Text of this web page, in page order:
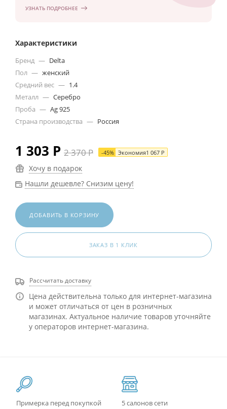
УЗНАТЬ ПОДРОБНЕЕ
Характеристики
Бренд — Delta
Пол — женский
Средний вес — 1.4
Металл — Серебро
Проба — Ag 925
Страна производства — Россия
1 303 Р 2 370Р -45% Экономия1 067 Р
Хочу в подарок
Нашли дешевле? Снизим цену!
ДОБАВИТЬ В КОРЗИНУ
ЗАКАЗ В 1 КЛИК
Рассчитать доставку
Цена действительна только для интернет-магазина
и может отличаться от цен в розничных
магазинах. Актуальное наличие товаров уточняйте
у операторов интернет-магазина.
Примерка перед покупкой
5 салонов сети